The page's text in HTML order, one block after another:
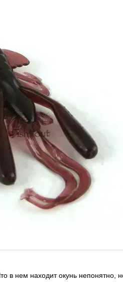
в нем находит окунь непонятно,